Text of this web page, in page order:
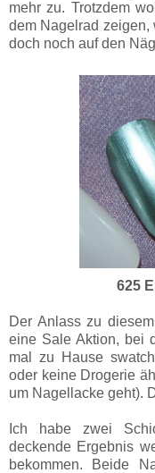
mehr zu. Trotzdem
dem Nagelrad
doch noch auf den
625
Der Anlass zu
eine Sale Aktion, bei
mal zu Hause
oder keine Drogerie
um Nagellacke geht).
Ich habe zwei
deckende Ergebnis
bekommen. Beide